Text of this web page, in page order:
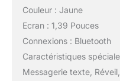
Couleur : Jaune
Ecran : 1,39 Pouces
Connexions : Bluetooth
Caractéristiques
Messagerie texte,